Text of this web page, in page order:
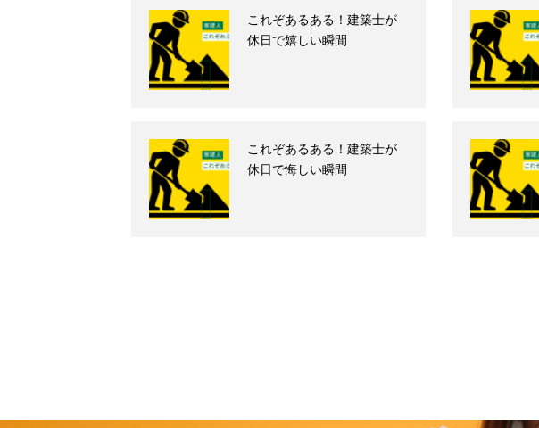
これぞあるある！建築士が
休日で嬉しい瞬間
これぞあるある！建築士が
休日で悔しい瞬間